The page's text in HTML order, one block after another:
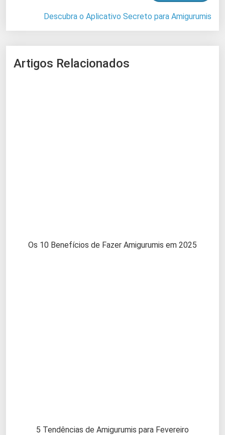
Descubra o Aplicativo Secreto para Amigurumis
Artigos Relacionados
Os 10 Benefícios de Fazer Amigurumis em 2025
5 Tendências de Amigurumis para Fevereiro